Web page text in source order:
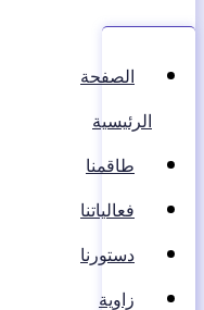
الصفحة
الرئيسية
طاقمنا
فعالياتنا
دستورنا
زاوية